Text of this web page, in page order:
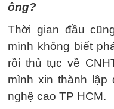
ông?
Thời gian đầu
mình không biết
rồi thủ tục về
mình xin thành lập
nghệ cao TP HCM.